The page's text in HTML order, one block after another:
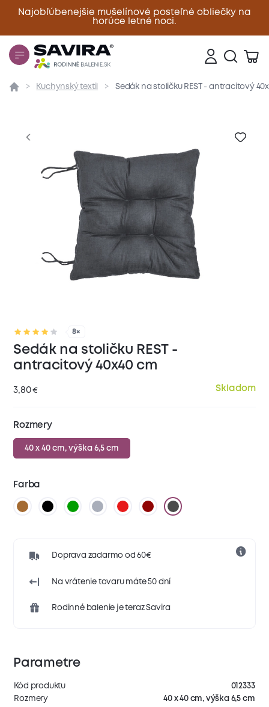
Najobľúbenejšie mušelínové posteľné obliečky na
horúce letné noci.
Zavrieť
Prehľad Parametre Popis produktu
Kuchynský textil Sedák na stoličku REST - antracitový
8×
Sedák na stoličku REST -
antracitový 40x40 cm
3,80€ Skladom
Rozmery
40 x 40 cm, výška 6,5 cm
Farba
Doprava zadarmo od 60€
Na vrátenie tovaru máte 50 dní
Rodinné balenie je teraz Savira
Parametre
Kód produktu
012333
Rozmery
40 x 40 cm, výška 6,5 cm